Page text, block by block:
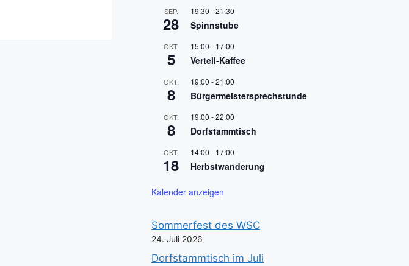
SEP.
28
19:30 -21:30
Spinnstube
OKT.
5
15:00 - 17:00
Vertell-Kaffee
OKT.
8
19:00 -21:00
Bürgermeistersprechstunde
OKT.
8
19:00 -22:00
Dorfstammtisch
OKT.
18
14:00 - 17:00
Herbstwanderung
Kalender anzeigen
Sommerfest des WSC
24. Juli 2026
Dorfstammtisch im Juli